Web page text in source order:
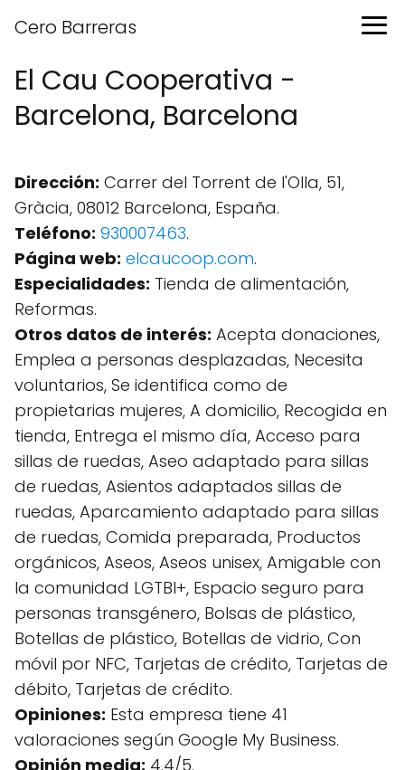
Cero Barreras
El Cau Cooperativa -
Barcelona, Barcelona
Dirección: Carrer del Torrent de l'Olla, 51,
Gràcia, 08012 Barcelona, España.
Teléfono: 930007463.
Página web: elcaucoop.com.
Especialidades: Tienda de alimentación,
Reformas.
Otros datos de interés: Acepta donaciones,
Emplea a personas desplazadas, Necesita
voluntarios, Se identifica como de
propietarias mujeres, A domicilio, Recogida en
tienda, Entrega el mismo día, Acceso para
sillas de ruedas, Aseo adaptado para sillas
de ruedas, Asientos adaptados sillas de
ruedas, Aparcamiento adaptado para sillas
de ruedas, Comida preparada, Productos
orgánicos, Aseos, Aseos unisex, Amigable con
la comunidad LGTBI+, Espacio seguro para
personas transgénero, Bolsas de plástico,
Botellas de plástico, Botellas de vidrio, Con
móvil por NFC, Tarjetas de crédito, Tarjetas de
débito, Tarjetas de crédito.
Opiniones: Esta empresa tiene 41
valoraciones según Google My Business.
Opinión media: 4.4/5.